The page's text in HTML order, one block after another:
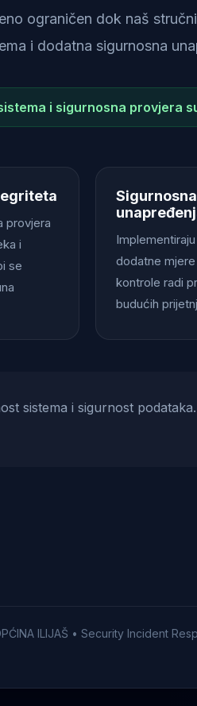
ograničen dok naš
i dodatna sigurnosna
i sigurnosna provjera
provjera
i
se
Sigurnosna
dodatne
kontrole radi
budućih
sistema i sigurnost
ILIJAŠ • Security Incident